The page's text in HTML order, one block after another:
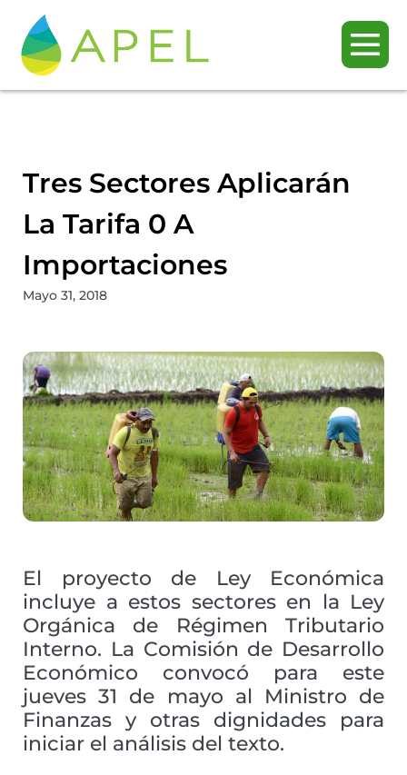
Tres Sectores Aplicarán
La Tarifa 0 A
Importaciones
Mayo 31, 2018
El proyecto de Ley Económica
incluye a estos sectores en la Ley
Orgánica de Régimen Tributario
Interno. La Comisión de Desarrollo
Económico convocó para este
jueves 31 de mayo al Ministro de
Finanzas y otras dignidades para
iniciar el análisis del texto.